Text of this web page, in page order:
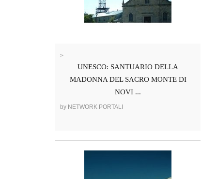
>
UNESCO: SANTUARIO DELLA
MADONNA DEL SACRO MONTE DI
NOVI ...
by NETWORK PORTALI